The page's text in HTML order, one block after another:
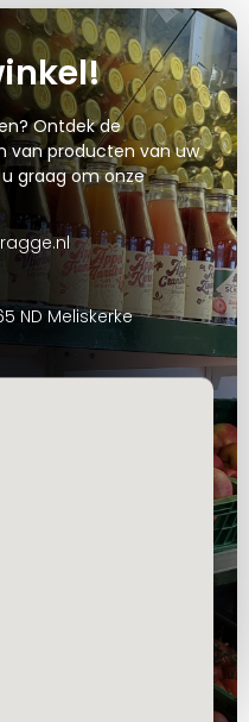
Ontdek de
van producten van uw
graag om onze
ND Meliskerke